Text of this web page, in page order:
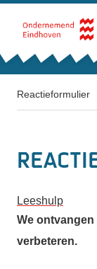
Direct naar de
Reactieformulier
Leeshulp
We
verbeteren.